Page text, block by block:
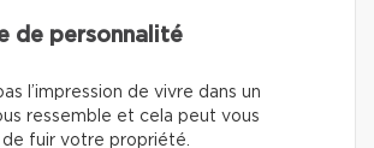
de personnalité
l’impression de vivre dans un
ressemble et cela peut vous
de fuir votre propriété.